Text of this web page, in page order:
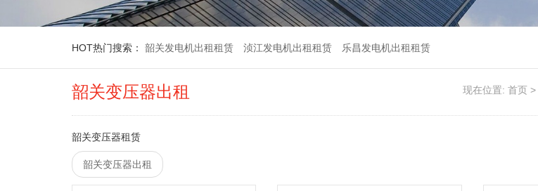
HOT热门搜索： 韶关发电机出租租赁 浈江发电机出租租赁 乐昌发电机出租租赁
韶关变压器出租 现在位置: 首页>
韶关变压器租赁
韶关变压器出租